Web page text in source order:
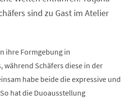
sind zu Gast im Atelier
ihre Formgebung in
während Schäfers diese in der
habe beide die expressive und
hat die Duoausstellung